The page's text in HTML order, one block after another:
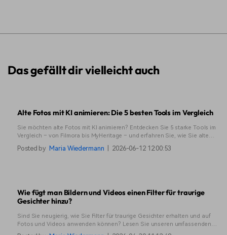
Das gefällt dir vielleicht auch
Alte Fotos mit KI animieren: Die 5 besten Tools im Vergleich
Sie möchten alte Fotos mit KI animieren? Entdecken Sie 5 starke Tools im
Vergleich – von Filmora bis MyHeritage – und erfahren Sie, wie Sie alte
Bilder in bewegte Videos verwandeln.
Posted by Maria Wiedermann 2026-06-12 12:00:53
Wie fügt man Bildern und Videos einen Filter für traurige
Gesichter hinzu?
Sind Sie neugierig, wie Sie Filter für traurige Gesichter erhalten und auf
Fotos und Videos anwenden können? Lesen Sie unseren umfassenden
Leitfaden.